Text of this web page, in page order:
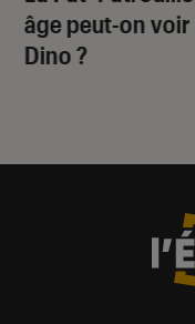
âge peut-on voir
Dino?